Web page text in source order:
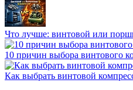
Что лучше: винтовой или
10 причин выбора винтового
Как выбрать винтовой